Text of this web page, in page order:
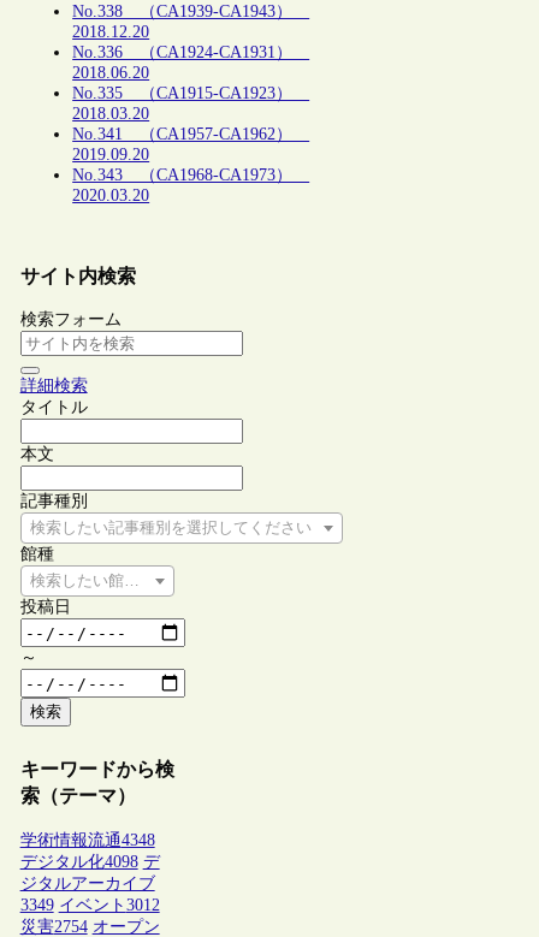
No.338 （CA1939-CA1943）
2018.12.20
No.336 （CA1924-CA1931）
2018.06.20
No.335 （CA1915-CA1923）
2018.03.20
No.341 （CA1957-CA1962）
2019.09.20
No.343 （CA1968-CA1973）
2020.03.20
サイト内検索
検索フォーム
詳細検索
タイトル
本文
記事種別
検索したい記事種別を選択してください
館種
検索したい館種を選択してください
投稿日
～
検索
キーワードから検
索（テーマ）
学術情報流通4348
デジタル化4098 デ
ジタルアーカイブ
3349 イベント 3012
災害2754 オープン